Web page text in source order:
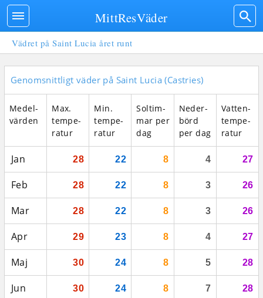
Vädret på Saint Lucia året runt
Genomsnittligt väder på Saint Lucia (Castries)
Medel­
vär­den
Max.
tempe­
ratur
Min.
tempe­
ratur
Sol­tim­
mar per
dag
Neder­
börd
per dag
Vatten­
tempe­
ratur
Jan 28 22 8 4 27
Feb 28 22 8 3 26
Mar 28 22 8 3 26
Apr 29 23 8 4 27
Maj 30 24 8 5 28
Jun 30 24 8 7 28
MittResVäder